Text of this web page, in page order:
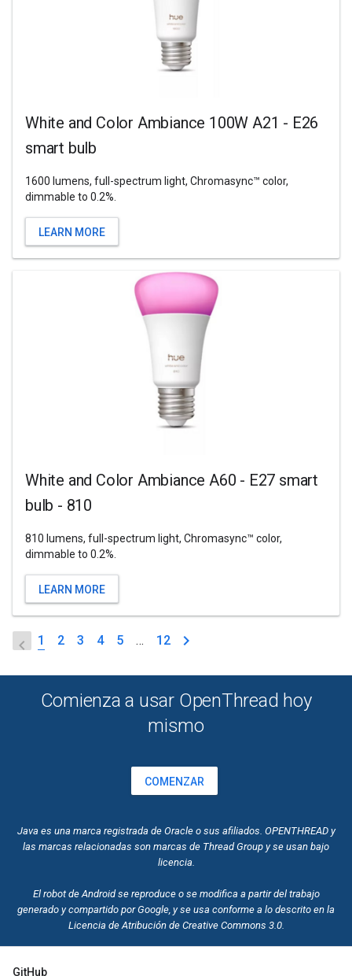
White and Color Ambiance 100W A21 - E26
smart bulb
1600 lumens, full-spectrum light, Chromasync™ color,
dimmable to 0.2%.
LEARN MORE
White and Color Ambiance A60 - E27 smart
bulb - 810
810 lumens, full-spectrum light, Chromasync™ color,
dimmable to 0.2%.
LEARN MORE
1 2 3 4 5 … 12
Comienza a usar OpenThread hoy
mismo
COMENZAR
Java es una marca registrada de Oracle o sus afiliados. OPENTHREAD y
las marcas relacionadas son marcas de Thread Group y se usan bajo
licencia.
El robot de Android se reproduce o se modifica a partir del trabajo
generado y compartido por Google, y se usa conforme a lo descrito en la
Licencia de Atribución de Creative Commons 3.0.
GitHub